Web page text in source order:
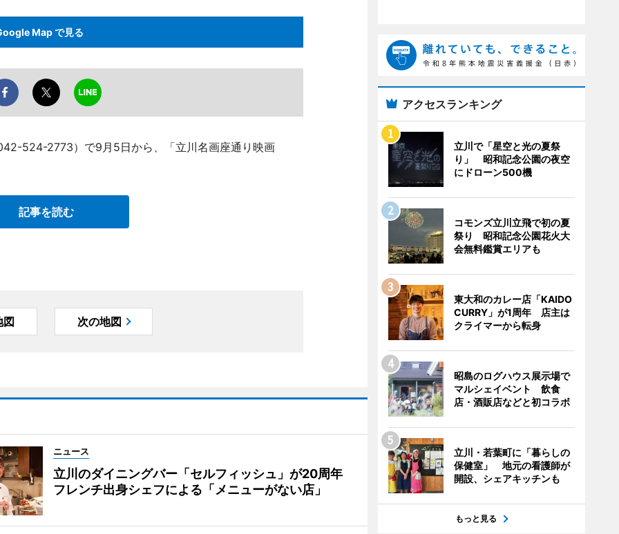
Map で見る
524-2773）で9月5日から、「立川名画座通り映画
記事を読む
図 次の地図
ニュース
立川のダイニングバー「セルフィッシュ」が20周年
フレンチ出身シェフによる「メニューがない店」
アクセスランキング
立川で「星空と光の夏祭
り」 昭和記念公園の夜空
にドローン500機
コモンズ立川立飛で初の夏
祭り 昭和記念公園花火大
会無料鑑賞エリアも
東大和のカレー店「KAIDO
CURRY」が1周年 店主は
クライマーから転身
昭島のログハウス展示場で
マルシェイベント 飲食
店・酒販店などと初コラボ
立川・若葉町に「暮らしの
保健室」 地元の看護師が
開設、シェアキッチンも
もっと見る